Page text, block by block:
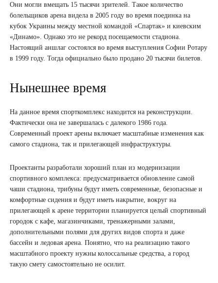
Они могли вмещать 15 тысячи зрителей. Такое количество
болельщиков арена видела в 2005 году во время поединка на
кубок Украины между местной командой «Спартак» и киевским
«Динамо». Однако это не рекорд посещаемости стадиона.
Настоящий аншлаг состоялся во время выступления Софии Ротару
в 1999 году. Тогда официально было продано 20 тысячи билетов.
Нынешнее время
На данное время спорткомплекс находится на реконструкции.
Фактически она не завершалась с далекого 1986 года.
Современный проект арены включает масштабные изменения как
самого стадиона, так и прилегающей инфраструктуры.
Проектанты разработали хороший план из модернизации
спортивного комплекса: предусматривается обновление самой
чаши стадиона, трибуны будут иметь современные, безопасные и
комфортные сидения и будут иметь накрытие, вокруг на
прилегающей к арене территории планируется целый спортивный
городок с кафе, магазинчиками, тренажерными залами,
дополнительными полями для других видов спорта и даже
бассейн и ледовая арена. Понятно, что на реализацию такого
масштабного проекту нужны колоссальные средства, а город
такую смету самостоятельно не осилит.